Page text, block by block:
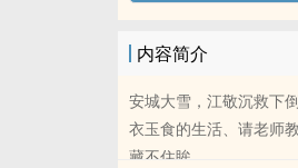
内容简介
安城大雪，江敬沉救下
衣玉食的生活、请老师
藏不住眸..